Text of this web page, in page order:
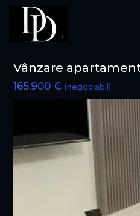
Vânzare
165,900 € (negociabil)